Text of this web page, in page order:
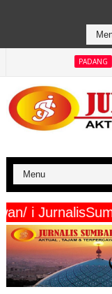
Dukung Kota
i